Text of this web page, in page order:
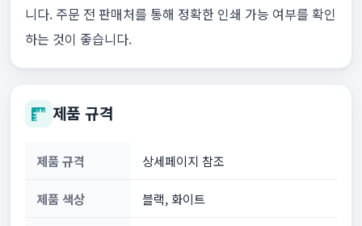
니다. 주문 전 판매처를 통해 정확한 인쇄 가능 여부를 확인
하는 것이 좋습니다.
제품 규격
제품 규격 상세페이지 참조
제품 색상 블랙, 화이트